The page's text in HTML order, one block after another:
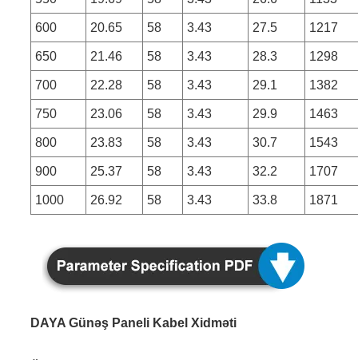
600 20.65 58 3.43 27.5 1217
650 21.46 58 3.43 28.3 1298
700 22.28 58 3.43 29.1 1382
750 23.06 58 3.43 29.9 1463
800 23.83 58 3.43 30.7 1543
900 25.37 58 3.43 32.2 1707
1000 26.92 58 3.43 33.8 1871
DAYA Günəş Paneli Kabel Xidməti